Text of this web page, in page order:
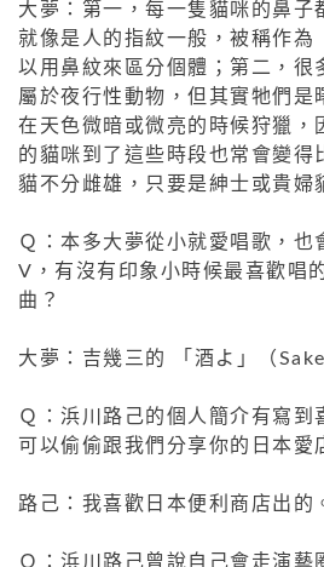
大夢：第一，每一隻貓咪的鼻子
就像是人的指紋一般，被稱作為
以用鼻紋來區分個體；第二，很
屬於夜行性動物，但其實牠們是
在天色微暗或微亮的時候狩獵，
的貓咪到了這些時段也常會變得
貓不分雌雄，只要是紳士或貴婦
Ｑ：本多大夢從小就愛唱歌，也
V，有沒有印象小時候最喜歡唱
曲？
大夢：吉幾三的 「酒よ」（
Ｑ：浜川路己的個人簡介有寫到
可以偷偷跟我們分享你的日本愛
路己：我喜歡日本便利商店出的
Ｑ：浜川路己曾說自己會走演藝